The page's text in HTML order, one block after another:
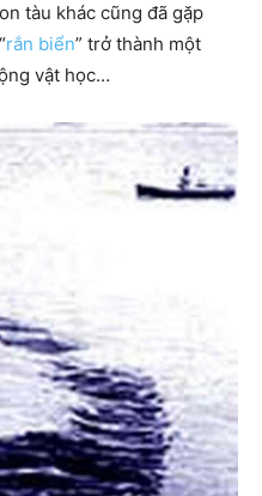
tàu khác cũng đã gặp
rắn biển” trở thành một
vật học…